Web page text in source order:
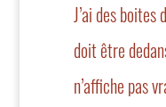
J’ai des
doit être
n’affiche pas